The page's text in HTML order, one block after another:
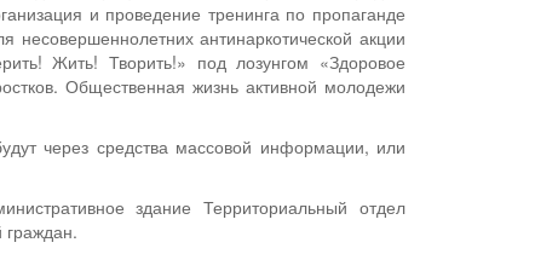
и проведение тренинга по пропаганде
несовершеннолетних антинаркотической акции
Жить! Творить!» под лозунгом «Здоровое
Общественная жизнь активной молодежи
через средства массовой информации, или
здание Территориальный отдел